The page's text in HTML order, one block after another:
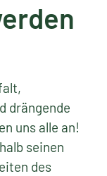
drängende
uns alle an!
seinen
des